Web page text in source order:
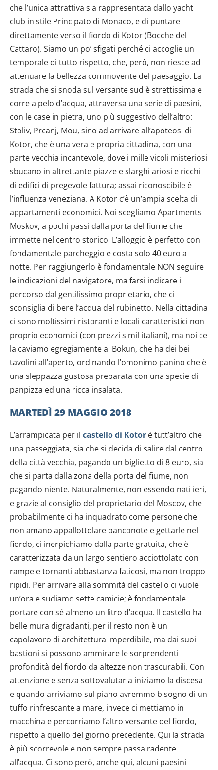
che l’unica attrattiva sia rappresentata dallo yacht
club in stile Principato di Monaco, e di puntare
direttamente verso il fiordo di Kotor (Bocche del
Cattaro). Siamo un po’ sfigati perché ci accoglie un
temporale di tutto rispetto, che, però, non riesce ad
attenuare la bellezza commovente del paesaggio. La
strada che si snoda sul versante sud è strettissima e
corre a pelo d’acqua, attraversa una serie di paesini,
con le case in pietra, uno più suggestivo dell’altro:
Stoliv, Prcanj, Mou, sino ad arrivare all’apoteosi di
Kotor, che è una vera e propria cittadina, con una
parte vecchia incantevole, dove i mille vicoli misteriosi
sbucano in altrettante piazze e slarghi ariosi e ricchi
di edifici di pregevole fattura; assai riconoscibile è
l’influenza veneziana. A Kotor c’è un’ampia scelta di
appartamenti economici. Noi scegliamo Apartments
Moskov, a pochi passi dalla porta del fiume che
immette nel centro storico. L’alloggio è perfetto con
fondamentale parcheggio e costa solo 40 euro a
notte. Per raggiungerlo è fondamentale NON seguire
le indicazioni del navigatore, ma farsi indicare il
percorso dal gentilissimo proprietario, che ci
sconsiglia di bere l’acqua del rubinetto. Nella cittadina
ci sono moltissimi ristoranti e locali caratteristici non
proprio economici (con prezzi simil italiani), ma noi ce
la caviamo egregiamente al Bokun, che ha dei bei
tavolini all’aperto, ordinando l’omonimo panino che è
una sleppazza gustosa preparata con una specie di
panpizza ed una ricca insalata.
MARTEDÌ 29 MAGGIO 2018
L’arrampicata per il castello di Kotor è tutt’altro che
una passeggiata, sia che si decida di salire dal centro
della città vecchia, pagando un biglietto di 8 euro, sia
che si parta dalla zona della porta del fiume, non
pagando niente. Naturalmente, non essendo nati ieri,
e grazie al consiglio del proprietario del Moscov, che
probabilmente ci ha inquadrato come persone che
non amano appallottolare banconote e gettarle nel
fiordo, ci inerpichiamo dalla parte gratuita, che è
caratterizzata da un largo sentiero acciottolato con
rampe e tornanti abbastanza faticosi, ma non troppo
ripidi. Per arrivare alla sommità del castello ci vuole
un’ora e sudiamo sette camicie; è fondamentale
portare con sé almeno un litro d’acqua. Il castello ha
belle mura digradanti, per il resto non è un
capolavoro di architettura imperdibile, ma dai suoi
bastioni si possono ammirare le sorprendenti
profondità del fiordo da altezze non trascurabili. Con
attenzione e senza sottovalutarla iniziamo la discesa
e quando arriviamo sul piano avremmo bisogno di un
tuffo rinfrescante a mare, invece ci mettiamo in
macchina e percorriamo l’altro versante del fiordo,
rispetto a quello del giorno precedente. Qui la strada
è più scorrevole e non sempre passa radente
all’acqua. Ci sono però, anche qui, alcuni paesini